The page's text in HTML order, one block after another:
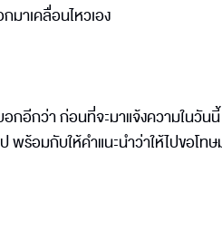
มาเคลื่อนไหวเอง
อีกว่า ก่อนที่จะมาแจ้งความในวัน
พร้อมกับให้คำแนะนำว่าให้ไปขอโทษ